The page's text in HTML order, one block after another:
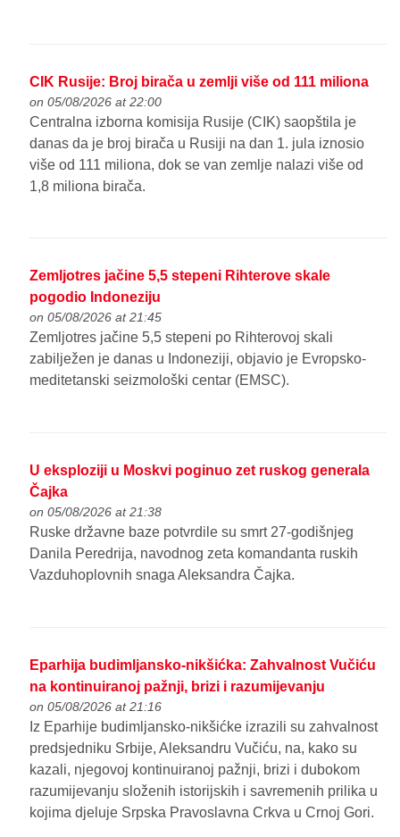
CIK Rusije: Broj birača u zemlji više od 111 miliona
on 05/08/2026 at 22:00
Centralna izborna komisija Rusije (CIK) saopštila je
danas da je broj birača u Rusiji na dan 1. jula iznosio
više od 111 miliona, dok se van zemlje nalazi više od
1,8 miliona birača.
Zemljotres jačine 5,5 stepeni Rihterove skale
pogodio Indoneziju
on 05/08/2026 at 21:45
Zemljotres jačine 5,5 stepeni po Rihterovoj skali
zabilježen je danas u Indoneziji, objavio je Evropsko-
meditetanski seizmološki centar (EMSC).
U eksploziji u Moskvi poginuo zet ruskog generala
Čajka
on 05/08/2026 at 21:38
Ruske državne baze potvrdile su smrt 27-godišnjeg
Danila Peredrija, navodnog zeta komandanta ruskih
Vazduhoplovnih snaga Aleksandra Čajka.
Eparhija budimljansko-nikšićka: Zahvalnost Vučiću
na kontinuiranoj pažnji, brizi i razumijevanju
on 05/08/2026 at 21:16
Iz Eparhije budimljansko-nikšićke izrazili su zahvalnost
predsjedniku Srbije, Aleksandru Vučiću, na, kako su
kazali, njegovoj kontinuiranoj pažnji, brizi i dubokom
razumijevanju složenih istorijskih i savremenih prilika u
kojima djeluje Srpska Pravoslavna Crkva u Crnoj Gori.